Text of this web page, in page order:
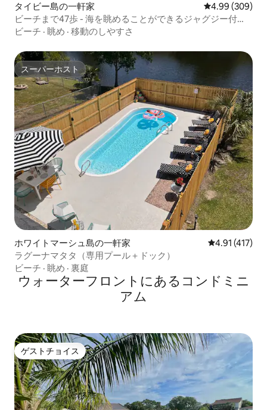
タイビー島の一軒家 レビュー309
4.99 (309)
ビーチまで47歩 - 海を眺めることができるジャグジー付
き！
ビーチ · 眺め · 移動のしやすさ
スーパーホスト
スーパーホスト
ホワイトマーシュ島の一軒家 レビュー417
4.91 (417)
ラグーナマタタ（専用プール＋ドック）
ビーチ · 眺め · 裏庭
ウォーターフロントにあるコンドミニ
アム
ゲストチョイス
ゲストチョイス